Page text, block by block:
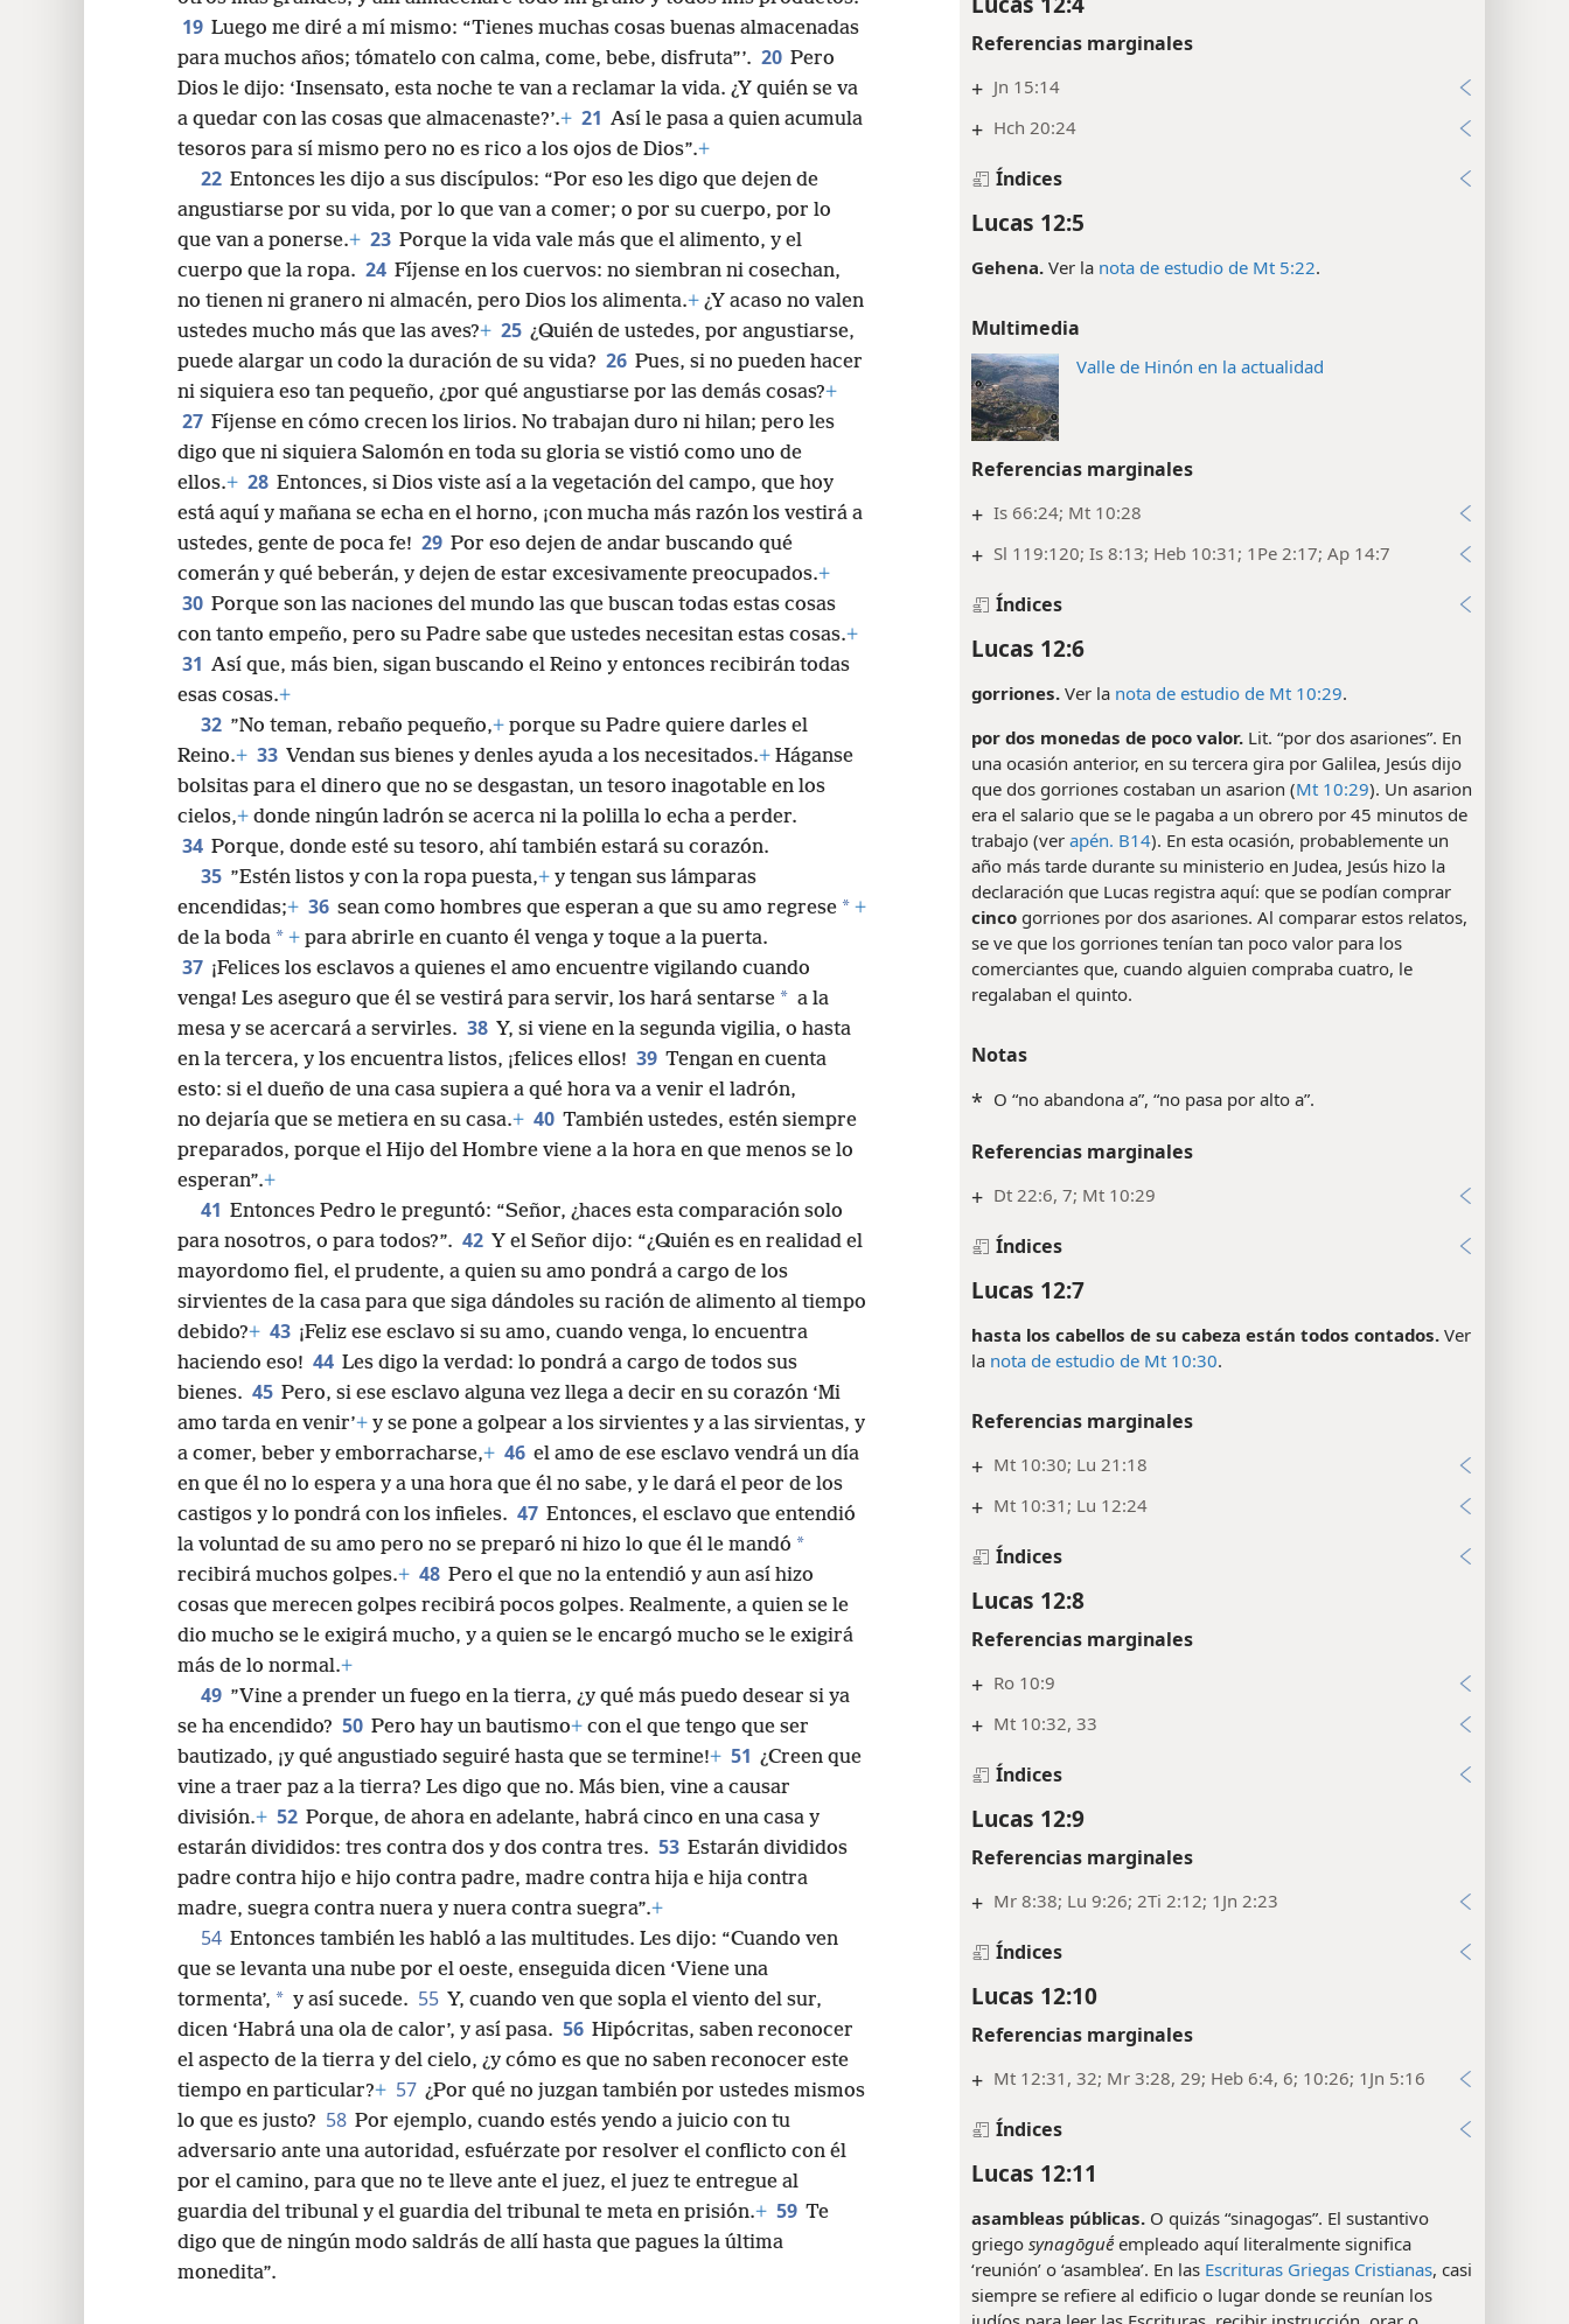
Referencias marginales
+ Jn 15:14
+ Hch 20:24
Índices
Lucas 12:5
Gehena. Ver la nota de estudio de Mt 5:22.
Multimedia
Valle de Hinón en la actualidad
Referencias marginales
+ Is 66:24; Mt 10:28
+ Sl 119:120; Is 8:13; Heb 10:31; 1Pe 2:17; Ap 14:7
Índices
Lucas 12:6
gorriones. Ver la nota de estudio de Mt 10:29.
por dos monedas de poco valor. Lit. “por dos asariones”. En
una ocasión anterior, en su tercera gira por Galilea, Jesús dijo
que dos gorriones costaban un asarion (Mt 10:29). Un asarion
era el salario que se le pagaba a un obrero por 45 minutos de
trabajo (ver apén. B14). En esta ocasión, probablemente un
año más tarde durante su ministerio en Judea, Jesús hizo la
declaración que Lucas registra aquí: que se podían comprar
cinco gorriones por dos asariones. Al comparar estos relatos,
se ve que los gorriones tenían tan poco valor para los
comerciantes que, cuando alguien compraba cuatro, le
regalaban el quinto.
Notas
* O “no abandona a”, “no pasa por alto a”.
Referencias marginales
+ Dt 22:6, 7; Mt 10:29
Índices
Lucas 12:7
hasta los cabellos de su cabeza están todos contados. Ver
la nota de estudio de Mt 10:30.
Referencias marginales
+ Mt 10:30; Lu 21:18
+ Mt 10:31; Lu 12:24
Índices
Lucas 12:8
Referencias marginales
+ Ro 10:9
+ Mt 10:32, 33
Índices
Lucas 12:9
Referencias marginales
+ Mr 8:38; Lu 9:26; 2Ti 2:12; 1Jn 2:23
Índices
Lucas 12:10
Referencias marginales
+ Mt 12:31, 32; Mr 3:28, 29; Heb 6:4, 6; 10:26; 1Jn 5:16
Índices
Lucas 12:11
asambleas públicas. O quizás “sinagogas”. El sustantivo
griego synagōguḗ empleado aquí literalmente significa
‘reunión’ o ‘asamblea’. En las Escrituras Griegas Cristianas, casi
siempre se refiere al edificio o lugar donde se reunían los
19 Luego me diré a mí mismo: “Tienes muchas cosas buenas almacenadas
para muchos años; tómatelo con calma, come, bebe, disfruta”’. 20 Pero
Dios le dijo: ‘Insensato, esta noche te van a reclamar la vida. ¿Y quién se va
a quedar con las cosas que almacenaste?’.+ 21 Así le pasa a quien acumula
tesoros para sí mismo pero no es rico a los ojos de Dios”.+
22 Entonces les dijo a sus discípulos: “Por eso les digo que dejen de
angustiarse por su vida, por lo que van a comer; o por su cuerpo, por lo
que van a ponerse.+ 23 Porque la vida vale más que el alimento, y el
cuerpo que la ropa. 24 Fíjense en los cuervos: no siembran ni cosechan,
no tienen ni granero ni almacén, pero Dios los alimenta.+ ¿Y acaso no valen
ustedes mucho más que las aves?+ 25 ¿Quién de ustedes, por angustiarse,
puede alargar un codo la duración de su vida? 26 Pues, si no pueden hacer
ni siquiera eso tan pequeño, ¿por qué angustiarse por las demás cosas?+
27 Fíjense en cómo crecen los lirios. No trabajan duro ni hilan; pero les
digo que ni siquiera Salomón en toda su gloria se vistió como uno de
ellos.+ 28 Entonces, si Dios viste así a la vegetación del campo, que hoy
está aquí y mañana se echa en el horno, ¡con mucha más razón los vestirá a
ustedes, gente de poca fe! 29 Por eso dejen de andar buscando qué
comerán y qué beberán, y dejen de estar excesivamente preocupados.+
30 Porque son las naciones del mundo las que buscan todas estas cosas
con tanto empeño, pero su Padre sabe que ustedes necesitan estas cosas.+
31 Así que, más bien, sigan buscando el Reino y entonces recibirán todas
esas cosas.+
32 ”No teman, rebaño pequeño,+ porque su Padre quiere darles el
Reino.+ 33 Vendan sus bienes y denles ayuda a los necesitados.+ Háganse
bolsitas para el dinero que no se desgastan, un tesoro inagotable en los
cielos,+ donde ningún ladrón se acerca ni la polilla lo echa a perder.
34 Porque, donde esté su tesoro, ahí también estará su corazón.
35 ”Estén listos y con la ropa puesta,+ y tengan sus lámparas
encendidas;+ 36 sean como hombres que esperan a que su amo regrese * +
de la boda * + para abrirle en cuanto él venga y toque a la puerta.
37 ¡Felices los esclavos a quienes el amo encuentre vigilando cuando
venga! Les aseguro que él se vestirá para servir, los hará sentarse * a la
mesa y se acercará a servirles. 38 Y, si viene en la segunda vigilia, o hasta
en la tercera, y los encuentra listos, ¡felices ellos! 39 Tengan en cuenta
esto: si el dueño de una casa supiera a qué hora va a venir el ladrón,
no dejaría que se metiera en su casa.+ 40 También ustedes, estén siempre
preparados, porque el Hijo del Hombre viene a la hora en que menos se lo
esperan”.+
41 Entonces Pedro le preguntó: “Señor, ¿haces esta comparación solo
para nosotros, o para todos?”. 42 Y el Señor dijo: “¿Quién es en realidad el
mayordomo fiel, el prudente, a quien su amo pondrá a cargo de los
sirvientes de la casa para que siga dándoles su ración de alimento al tiempo
debido?+ 43 ¡Feliz ese esclavo si su amo, cuando venga, lo encuentra
haciendo eso! 44 Les digo la verdad: lo pondrá a cargo de todos sus
bienes. 45 Pero, si ese esclavo alguna vez llega a decir en su corazón ‘Mi
amo tarda en venir’+ y se pone a golpear a los sirvientes y a las sirvientas, y
a comer, beber y emborracharse,+ 46 el amo de ese esclavo vendrá un día
en que él no lo espera y a una hora que él no sabe, y le dará el peor de los
castigos y lo pondrá con los infieles. 47 Entonces, el esclavo que entendió
la voluntad de su amo pero no se preparó ni hizo lo que él le mandó *
recibirá muchos golpes.+ 48 Pero el que no la entendió y aun así hizo
cosas que merecen golpes recibirá pocos golpes. Realmente, a quien se le
dio mucho se le exigirá mucho, y a quien se le encargó mucho se le exigirá
más de lo normal.+
49 ”Vine a prender un fuego en la tierra, ¿y qué más puedo desear si ya
se ha encendido? 50 Pero hay un bautismo+ con el que tengo que ser
bautizado, ¡y qué angustiado seguiré hasta que se termine!+ 51 ¿Creen que
vine a traer paz a la tierra? Les digo que no. Más bien, vine a causar
división.+ 52 Porque, de ahora en adelante, habrá cinco en una casa y
estarán divididos: tres contra dos y dos contra tres. 53 Estarán divididos
padre contra hijo e hijo contra padre, madre contra hija e hija contra
madre, suegra contra nuera y nuera contra suegra”.+
54 Entonces también les habló a las multitudes. Les dijo: “Cuando ven
que se levanta una nube por el oeste, enseguida dicen ‘Viene una
tormenta’, * y así sucede. 55 Y, cuando ven que sopla el viento del sur,
dicen ‘Habrá una ola de calor’, y así pasa. 56 Hipócritas, saben reconocer
el aspecto de la tierra y del cielo, ¿y cómo es que no saben reconocer este
tiempo en particular?+ 57 ¿Por qué no juzgan también por ustedes mismos
lo que es justo? 58 Por ejemplo, cuando estés yendo a juicio con tu
adversario ante una autoridad, esfuérzate por resolver el conflicto con él
por el camino, para que no te lleve ante el juez, el juez te entregue al
guardia del tribunal y el guardia del tribunal te meta en prisión.+ 59 Te
digo que de ningún modo saldrás de allí hasta que pagues la última
monedita”.